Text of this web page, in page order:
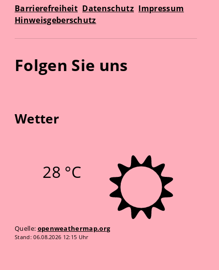
Barrierefreiheit Datenschutz Impressum
Hinweisgeberschutz
Folgen Sie uns
Wetter
28 °C
Quelle: openweathermap.org
Stand: 06.08.2026 12:15 Uhr